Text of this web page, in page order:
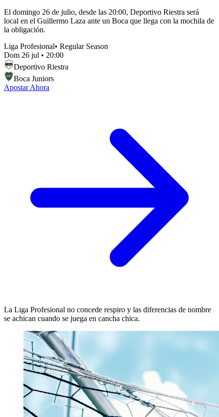
El domingo 26 de julio, desde las 20:00, Deportivo Riestra será
local en el Guillermo Laza ante un Boca que llega con la mochila de
la obligación.
Liga Profesional• Regular Season
Dom 26 jul • 20:00
Deportivo Riestra
Boca Juniors
Apostar Ahora
La Liga Profesional no concede respiro y las diferencias de nombre
se achican cuando se juega en cancha chica.